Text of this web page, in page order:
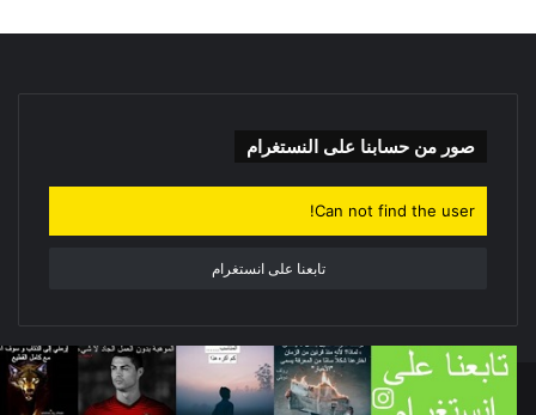
صور من حسابنا على النستغرام
Can not find the user!
تابعنا على انستغرام
© حقوق النشر 2020، جميع الحقوق محفوظة |